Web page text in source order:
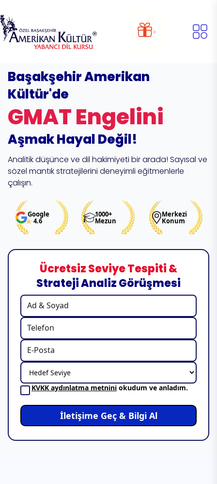
Başakşehir Amerikan
Kültür'de
GMAT Engelini
Aşmak Hayal Değil!
Analitik düşünce ve dil hakimiyeti bir arada! Sayısal ve
sözel mantık stratejilerini deneyimli eğitmenlerle
çalışın.
Google
4.6
1000+
Mezun
Merkezi
Konum
Ücretsiz Seviye Tespiti &
Strateji Analiz Görüşmesi
KVKK aydınlatma metnini okudum ve anladım.
İletişime Geç & Bilgi Al